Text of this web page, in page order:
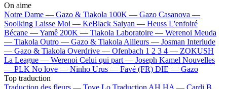
On aime
Notre Dame — Gazo & Tiakola 100K — Gazo Casanova —
Soolking Laisse Moi — KeBlack Saiyan — Heuss L'enfoiré
Bécane —Yamê 200K — Tiakola Laboratoire — Werenoi Meuda
— Tiakola Outro — Gazo & Tiakola Ailleurs — Josman Interlude
— Gazo & Tiakola Overdrive — Ofenbach 1 2 3 4 — ZOKUSH
La League — Werenoi Celui qui part — Joseph Kamel Nouvelles
— PLK No love — Ninho Urus — Favé (FR) DIE — Gazo
Top traduction
Traduction des fleurs — Tove Lo Traduction AH HA — Cardi B